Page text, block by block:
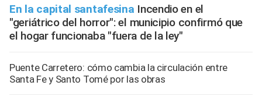
En la capital santafesina Incendio en el
"geriátrico del horror": el municipio confirmó que
el hogar funcionaba "fuera de la ley"
Puente Carretero: cómo cambia la circulación entre
Santa Fe y Santo Tomé por las obras